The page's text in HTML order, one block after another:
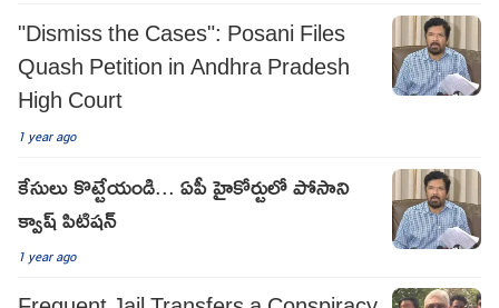
"Dismiss the Cases": Posani Files
Quash Petition in Andhra Pradesh
High Court
1 year ago
కేసులు కొట్టేయండి... ఏపీ హైకోర్టులో పోసాని
క్వాష్ పిటిషన్
1 year ago